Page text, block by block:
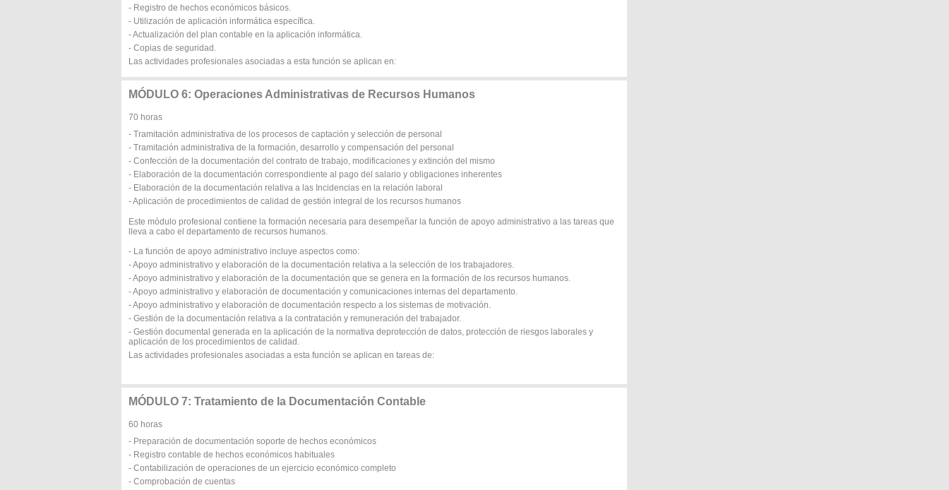
- Registro de hechos económicos básicos.
- Utilización de aplicación informática específica.
- Actualización del plan contable en la aplicación informática.
- Copias de seguridad.
Las actividades profesionales asociadas a esta función se aplican en:
MÓDULO 6: Operaciones Administrativas de Recursos Humanos
70 horas
- Tramitación administrativa de los procesos de captación y selección de personal
- Tramitación administrativa de la formación, desarrollo y compensación del personal
- Confección de la documentación del contrato de trabajo, modificaciones y extinción del mismo
- Elaboración de la documentación correspondiente al pago del salario y obligaciones inherentes
- Elaboración de la documentación relativa a las Incidencias en la relación laboral
- Aplicación de procedimientos de calidad de gestión integral de los recursos humanos
Este módulo profesional contiene la formación necesaria para desempeñar la función de apoyo administrativo a las tareas que
lleva a cabo el departamento de recursos humanos.
- La función de apoyo administrativo incluye aspectos como:
- Apoyo administrativo y elaboración de la documentación relativa a la selección de los trabajadores.
- Apoyo administrativo y elaboración de la documentación que se genera en la formación de los recursos humanos.
- Apoyo administrativo y elaboración de documentación y comunicaciones internas del departamento.
- Apoyo administrativo y elaboración de documentación respecto a los sistemas de motivación.
- Gestión de la documentación relativa a la contratación y remuneración del trabajador.
- Gestión documental generada en la aplicación de la normativa deprotección de datos, protección de riesgos laborales y
aplicación de los procedimientos de calidad.
Las actividades profesionales asociadas a esta función se aplican en tareas de:
MÓDULO 7: Tratamiento de la Documentación Contable
60 horas
- Preparación de documentación soporte de hechos económicos
- Registro contable de hechos económicos habituales
- Contabilización de operaciones de un ejercicio económico completo
- Comprobación de cuentas